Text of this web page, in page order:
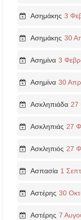
Ασημάκης 3
Ασημάκης 30
Ασημίνα 3
Ασημίνα 30
Ασκληπιάδα 27
Ασκληπιάς 27
Ασκληπιός 27
Ασπασία 1
Αστέρης 30
Αστέρης 7